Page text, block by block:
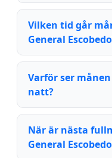
Vilken tid går
General
Varför ser
natt?
När är nästa
General